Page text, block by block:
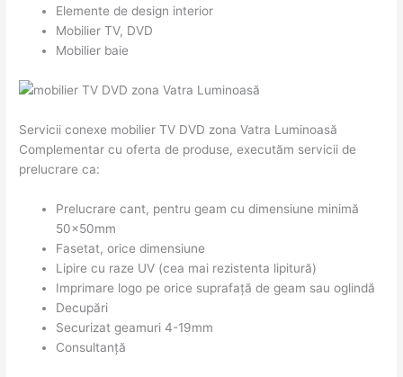
Elemente de design interior
Mobilier TV, DVD
Mobilier baie
Servicii conexe mobilier TV DVD zona Vatra Luminoasă
Complementar cu oferta de produse, executăm servicii de
prelucrare ca:
Prelucrare cant, pentru geam cu dimensiune minimă
50x50mm
Fasetat, orice dimensiune
Lipire cu raze UV (cea mai rezistenta lipitură)
Imprimare logo pe orice suprafață de geam sau oglindă
Decupări
Securizat geamuri 4-19mm
Consultanță